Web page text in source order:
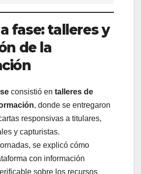
fase: talleres y
de la
consistió en talleres de
, donde se entregaron
responsivas a titulares,
y capturistas.
se explicó cómo
con información
sobre los recursos